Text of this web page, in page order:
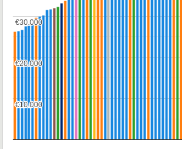
€10.000
€10.000
€20.000
€20.000
€30.000
€30.000